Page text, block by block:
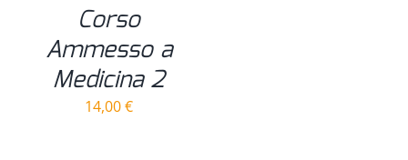
Corso
Ammesso a
Medicina 2
14,00€